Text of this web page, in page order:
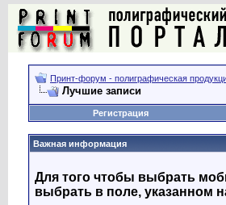
Принт-форум - полиграфическая
Лучшие записи
Регистрация
Важная информация
Для того чтобы выбрать
выбрать в поле, указанном